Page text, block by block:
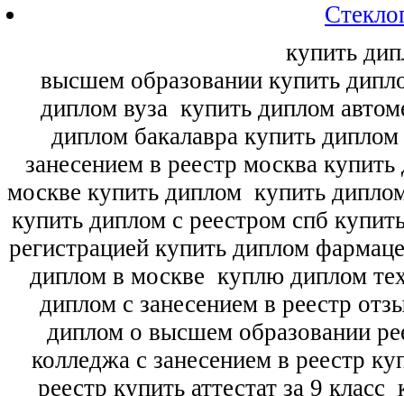
купить
высшем образовании купить
диплом вуза купить диплом
диплом бакалавра купить
занесением в реестр москва
москве купить диплом купить
купить диплом с реестром спб
регистрацией купить диплом
диплом в москве куплю диплом
диплом с занесением в реестр
диплом о высшем образовании
колледжа с занесением в реестр
реестр купить аттестат за 9 класс